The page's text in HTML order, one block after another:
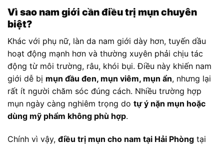
Vì sao nam giới cần điều trị mụn chuyên
biệt?
Khác với phụ nữ, làn da nam giới dày hơn, tuyến dầu
hoạt động mạnh hơn và thường xuyên phải chịu tác
động từ môi trường, râu, khói bụi. Điều này khiến nam
giới dễ bị mụn đầu đen, mụn viêm, mụn ẩn, nhưng lại
rất ít người chăm sóc đúng cách. Nhiều trường hợp
mụn ngày càng nghiêm trọng do tự ý nặn mụn hoặc
dùng mỹ phẩm không phù hợp.
Chính vì vậy, điều trị mụn cho nam tại Hải Phòng tại